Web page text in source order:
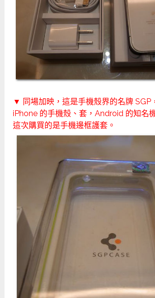
▼ 同場加映，這是手機殼界的名牌 SGP
iPhone 的手機殼、套，Android 的知名
這次購買的是手機邊框護套。